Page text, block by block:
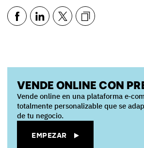
VENDE ONLINE CON
Vende online en una plataforma
totalmente personalizable que se
de tu negocio.
EMPEZAR